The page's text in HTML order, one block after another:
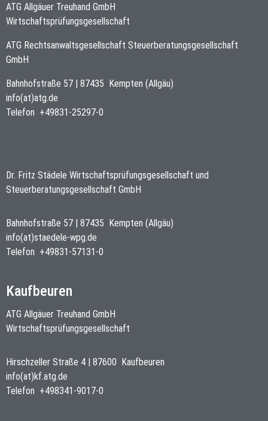
ATG Allgäuer Treuhand GmbH
Wirtschaftsprüfungsgesellschaft
ATG Rechtsanwaltsgesellschaft Steuerberatungsgesellschaft
GmbH
Bahnhofstraße 57 87435
Kempten (Allgäu)
info(at)atg.de
Telefon +49831-25297-0
Dr. Fritz Städele Wirtschaftsprüfungsgesellschaft und
Steuerberatungsgesellschaft GmbH
Bahnhofstraße 57 | 87435 Kempten (Allgäu)
info(at)staedele-wpg.de
Telefon +49831-57131-0
Kaufbeuren
ATG Allgäuer Treuhand GmbH
Wirtschaftsprüfungsgesellschaft
Hirschzeller Straße 4 | 87600 Kaufbeuren
info(at)kf.atg.de
Telefon +498341-9017-0